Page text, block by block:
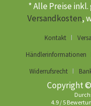
* Alle Preise
Versandkosten,
Kontakt
Händlerinformationen
Widerrufsrecht
Copyright
4.9 / 5